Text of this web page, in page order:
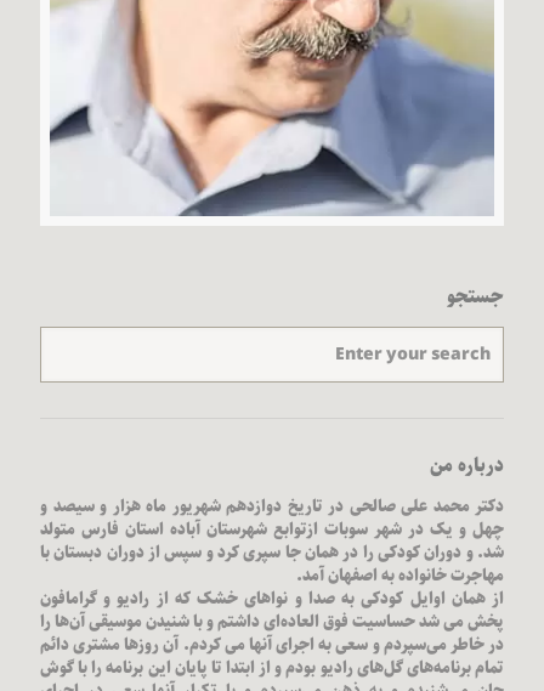
جستجو
درباره من
دکتر محمد علی صالحی در تاریخ دوازدهم شهریور ماه هزار و سیصد و
چهل و یک در شهر سوبات ازتوابع شهرستان آباده استان فارس متولد
شد. و دوران کودکی را در همان جا سپری کرد و سپس از دوران دبستان با
مهاجرت خانواده به اصفهان آمد.
از همان اوایل کودکی به صدا و نواهای خشک که از رادیو و گرامافون
پخش می شد حساسیت فوق العاده‌ای داشتم و با شنیدن موسیقی آن‌ها را
در خاطر می‌سپردم و سعی به اجرای آنها می کردم. آن روز‌ها مشتری دائم
تمام برنامه‌های گل‌های رادیو بودم و از ابتدا تا پایان این برنامه را با گوش